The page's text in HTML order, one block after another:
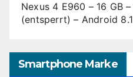
Nexus 4 E960 – 16 GB
(entsperrt) – Android 8.1
Smartphone Marke